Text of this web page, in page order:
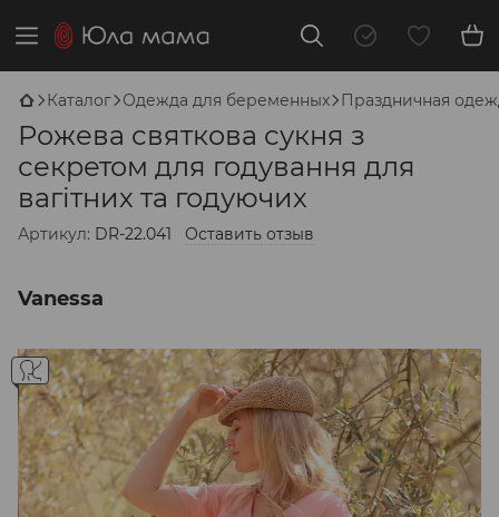
Каталог Одежда для беременных Праздничная
Рожева святкова сукня з
секретом для годування для
вагітних та годуючих
Артикул: DR-22.041 Оставить отзыв
Vanessa